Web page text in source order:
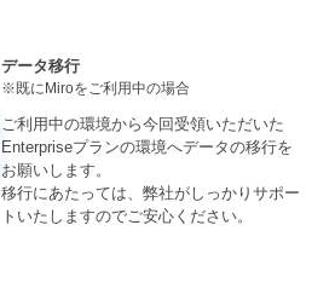
データ移行
※既にMiroをご利用中の場合
ご利用中の環境から今回受領いただいた
Enterpriseプランの環境へデータの移行を
お願いします。
移行にあたっては、弊社がしっかりサポー
トいたしますのでご安心ください。